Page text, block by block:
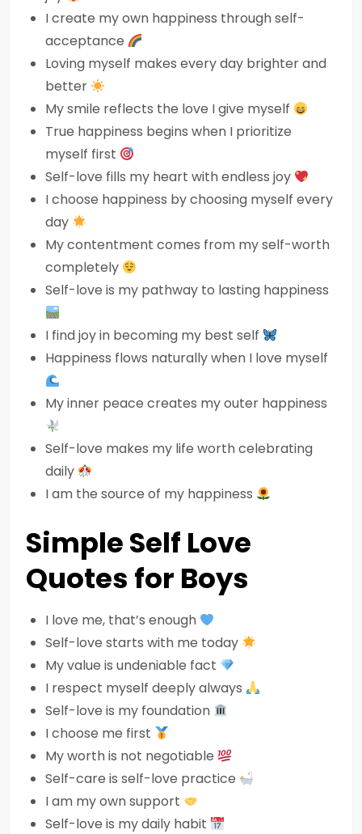
I create my own happiness through self-
acceptance
Loving myself makes every day brighter and
better
My smile reflects the love I give myself
True happiness begins when I prioritize
myself first
Self-love fills my heart with endless joy
I choose happiness by choosing myself every
day
My contentment comes from my self-worth
completely
Self-love is my pathway to lasting happiness
I find joy in becoming my best self
Happiness flows naturally when I love myself
My inner peace creates my outer happiness
Self-love makes my life worth celebrating
daily
I am the source of my happiness
Simple Self Love
Quotes for Boys
I love me, that’s enough
Self-love starts with me today
My value is undeniable fact
I respect myself deeply always
Self-love is my foundation
I choose me first
My worth is not negotiable
Self-care is self-love practice
I am my own support
Self-love is my daily habit